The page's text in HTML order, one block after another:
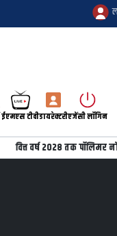
ईएमएस टीवीडायरेक्टरीएजेंसी लॉगिन
वित्त वर्ष 2028 तक पॉलिमर